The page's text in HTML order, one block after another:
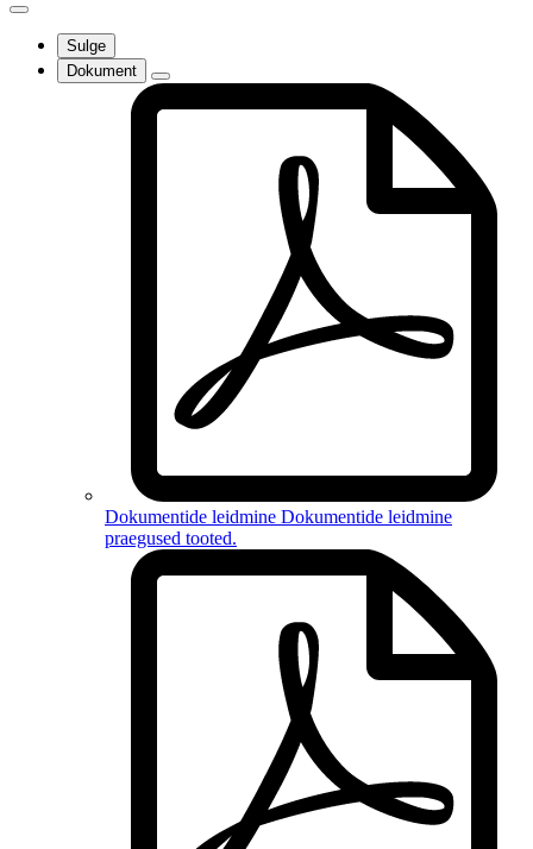
Sulge
Dokument
Dokumentide leidmine Dokumentide leidmine
praegused tooted.